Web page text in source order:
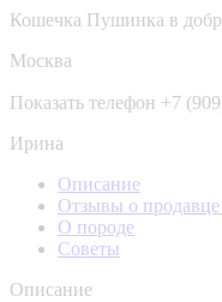
Кошечка Пушинка в
Москва
Показать телефон +7
Ирина
Описание
Отзывы о продавце
О породе
Советы
Описание